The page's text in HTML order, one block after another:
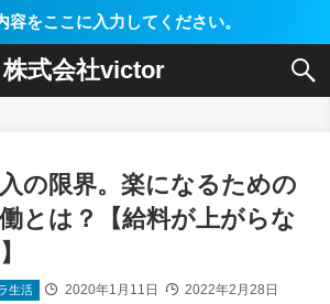
容をここに入力してください。
株式会社victor
の限界。楽になるための
とは？【給料が上がらな
生活 2020年1月11日 2022年2月28日